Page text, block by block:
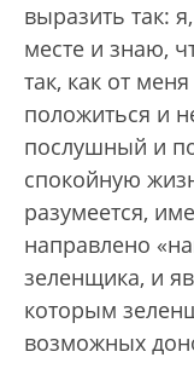
выразить так:
месте и знаю,
так, как от
положиться и
послушный и
спокойную
разумеется,
направлено
зеленщика, и
которым
возможных